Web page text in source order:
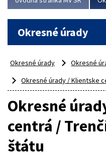
Okresné úrady
Okresné úrady
Okresné
Okresné úrady / Klientske
Okresné
centrá /
štátu